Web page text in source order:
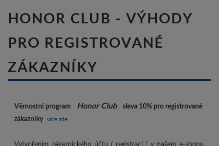
HONOR CLUB - VÝHODY
PRO REGISTROVANÉ
ZÁKAZNÍKY
Věrnostní program Honor Club sleva 10% pro registrované
zákazníky více zde
Vytvořením zákaznického účtu ( registrací ) v našem e-shopu,